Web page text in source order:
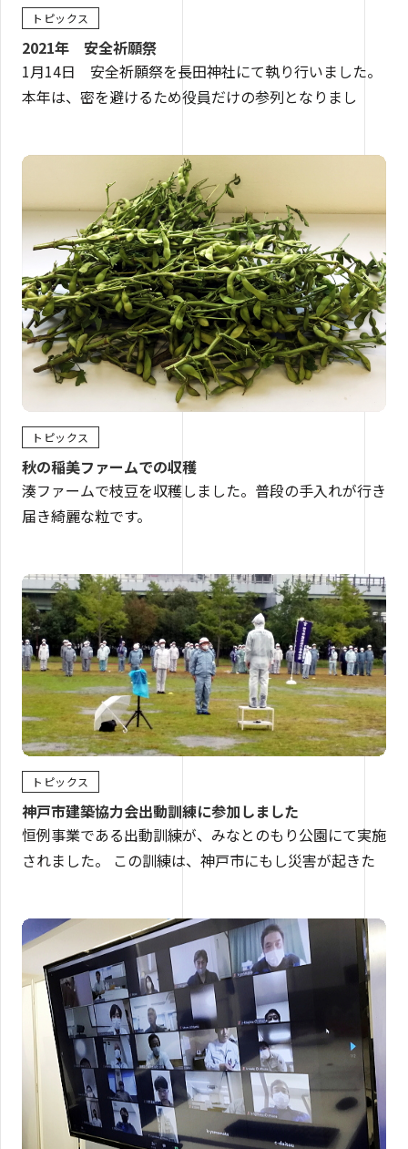
トピックス
2021年 安全祈願祭
1月14日 安全祈願祭を長田神社にて執り行いました。
本年は、密を避けるため役員だけの参列となりまし
トピックス
秋の稲美ファームでの収穫
湊ファームで枝豆を収穫しました。普段の手入れが行き
届き綺麗な粒です。
トピックス
神戸市建築協力会出動訓練に参加しました
恒例事業である出動訓練が、みなとのもり公園にて実施
されました。 この訓練は、神戸市にもし災害が起きた